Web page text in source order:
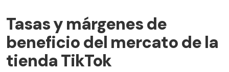
Tasas y márgenes de
beneficio del mercato de la
tienda TikTok